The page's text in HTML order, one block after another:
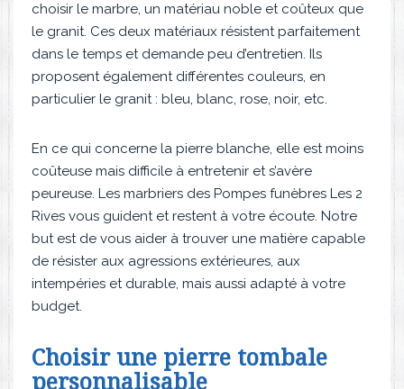
choisir le marbre, un matériau noble et coûteux que
le granit. Ces deux matériaux résistent parfaitement
dans le temps et demande peu d’entretien. Ils
proposent également différentes couleurs, en
particulier le granit : bleu, blanc, rose, noir, etc.
En ce qui concerne la pierre blanche, elle est moins
coûteuse mais difficile à entretenir et s’avère
peureuse. Les marbriers des Pompes funèbres Les 2
Rives vous guident et restent à votre écoute. Notre
but est de vous aider à trouver une matière capable
de résister aux agressions extérieures, aux
intempéries et durable, mais aussi adapté à votre
budget.
Choisir une pierre tombale
personnalisable